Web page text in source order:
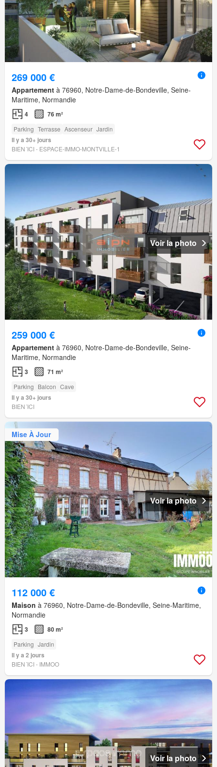
269 000 €
Appartement à 76960, Notre-Dame-de-Bondeville, Seine-
Maritime, Normandie
4 76 m²
Parking Terrasse Ascenseur Jardin
Il y a 30+ jours
BIEN´ICI - ESPACE-IMMO-MONTVILLE-1
Voir la photo
259 000 €
Appartement à 76960, Notre-Dame-de-Bondeville, Seine-
Maritime, Normandie
3 71 m²
Parking Balcon Cave
Il y a 30+ jours
BIEN´ICI
Mise À Jour
Voir la photo
112 000 €
Maison à 76960, Notre-Dame-de-Bondeville, Seine-Maritime,
Normandie
3 80 m²
Parking Jardin
Il y a 2 jours
BIEN´ICI - IMMOO
Voir la photo